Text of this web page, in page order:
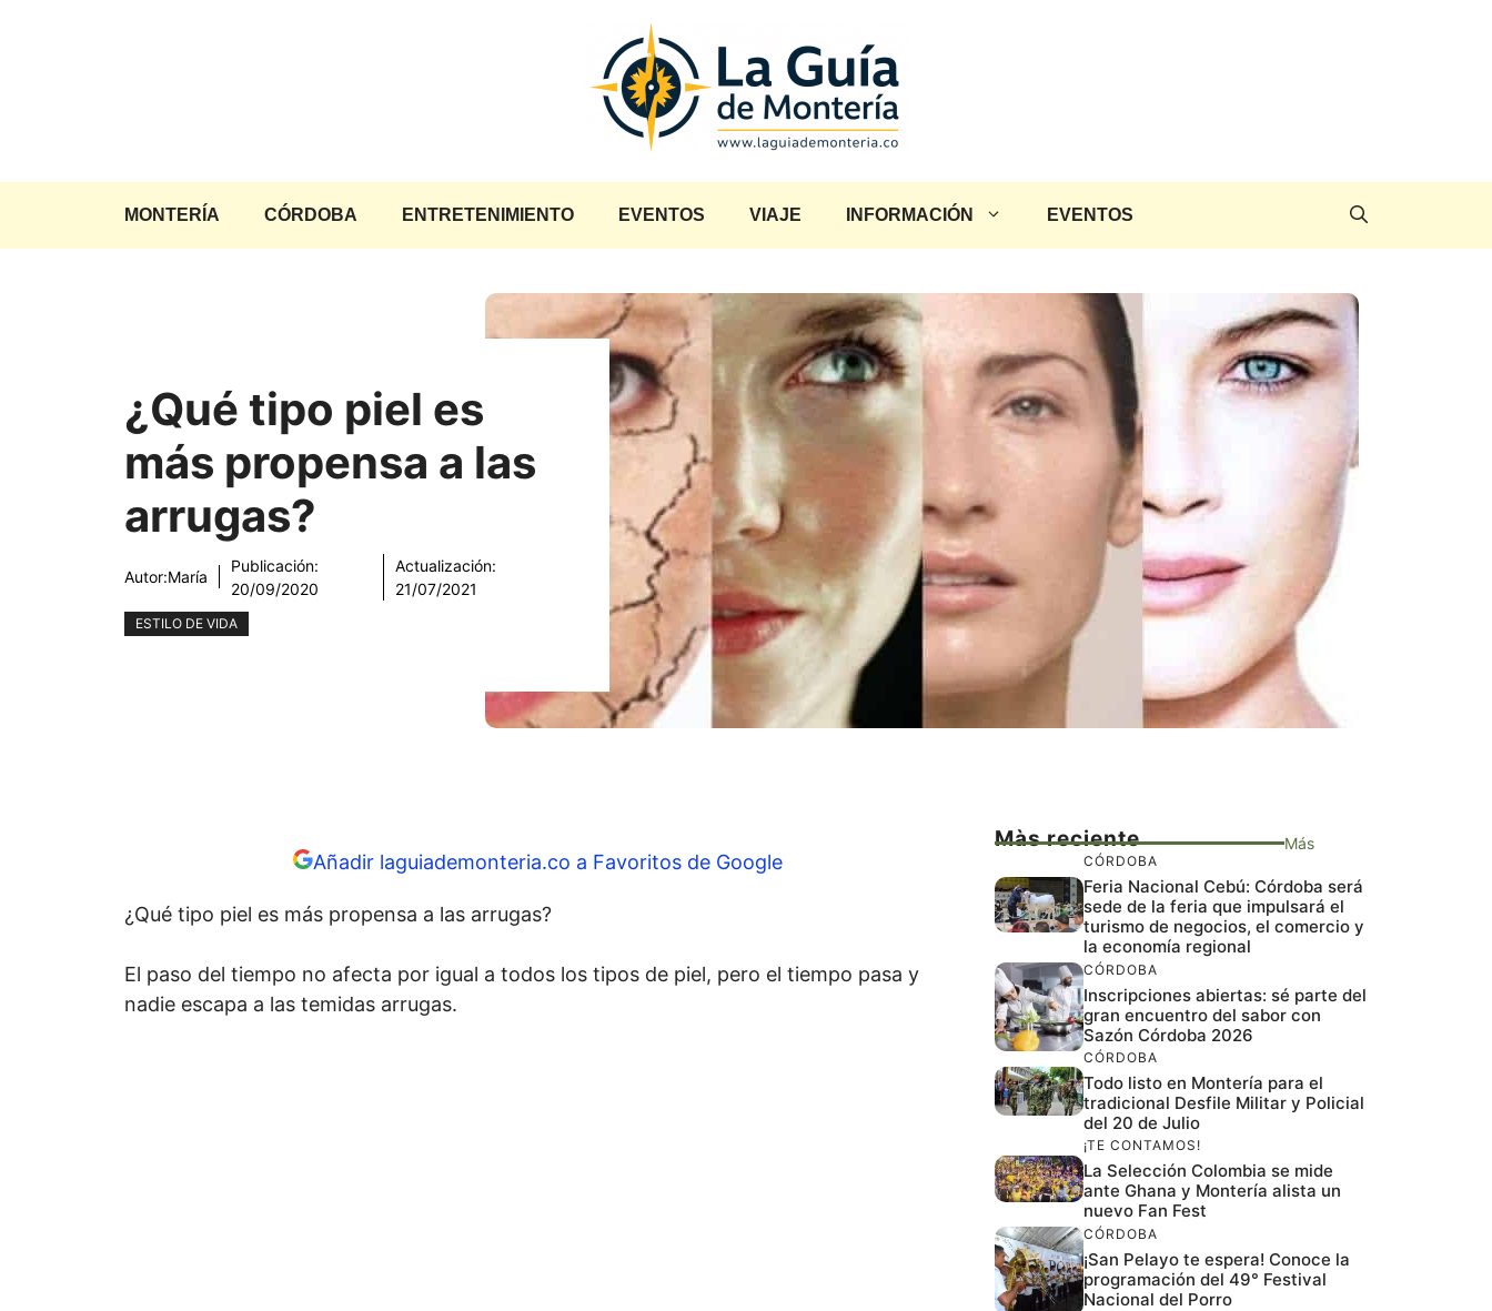
MONTERÍA CÓRDOBA ENTRETENIMIENTO EVENTOS VIAJE INFORMACIÓN EVENTOS
¿Qué tipo piel es
más propensa a las
arrugas?
Autor:María
Publicación:
20/09/2020
Actualización:
21/07/2021
ESTILO DE VIDA
Añadir laguiademonteria.co a Favoritos de Google
¿Qué tipo piel es más propensa a las arrugas?
El paso del tiempo no afecta por igual a todos los tipos de piel, pero el tiempo pasa y
nadie escapa a las temidas arrugas.
Màs reciente Más
CÓRDOBA
Feria Nacional Cebú: Córdoba será
sede de la feria que impulsará el
turismo de negocios, el comercio y
la economía regional
CÓRDOBA
Inscripciones abiertas: sé parte del
gran encuentro del sabor con
Sazón Córdoba 2026
CÓRDOBA
Todo listo en Montería para el
tradicional Desfile Militar y Policial
del 20 de Julio
¡TE CONTAMOS!
La Selección Colombia se mide
ante Ghana y Montería alista un
nuevo Fan Fest
CÓRDOBA
¡San Pelayo te espera! Conoce la
programación del 49° Festival
Nacional del Porro